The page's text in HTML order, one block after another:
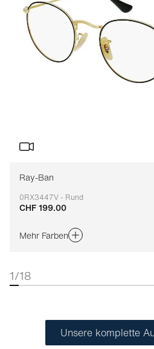
Ray-Ban
0RX3447V - Rund
Anpassbar
CHF 199.00
Mehr Farben
1/18
Unsere komplette